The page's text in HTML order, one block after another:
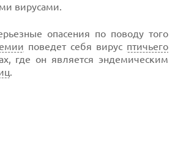
вирусами.
опасения по поводу того
поведет себя вирус птичьего
где он является эндемическим
.